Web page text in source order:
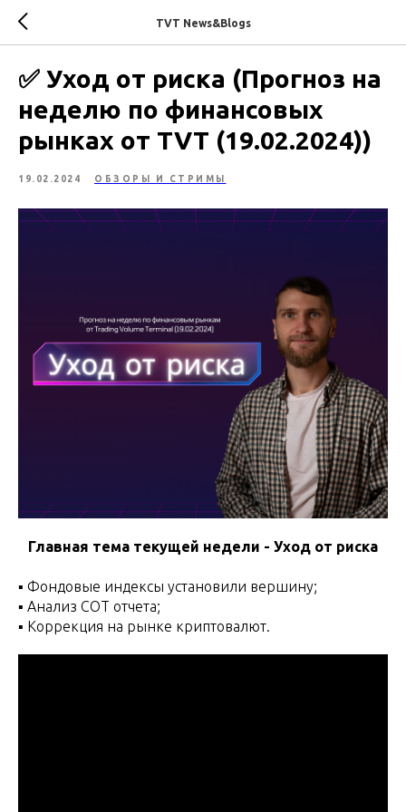
TVT News&Blogs
✅ Уход от риска (Прогноз на
неделю по финансовых
рынках от TVT (19.02.2024))
19.02.2024 ОБЗОРЫ И СТРИМЫ
Главная тема текущей недели - Уход от риска
▪️ Фондовые индексы установили вершину;
▪️ Анализ СОТ отчета;
▪️ Коррекция на рынке криптовалют.